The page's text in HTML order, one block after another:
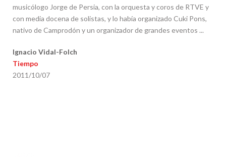
musicólogo Jorge de Persia, con la orquesta y coros de RTVE y
con media docena de solistas, y lo había organizado Cuki Pons,
nativo de Camprodón y un organizador de grandes eventos ...
Ignacio Vidal-Folch
Tiempo
2011/10/07